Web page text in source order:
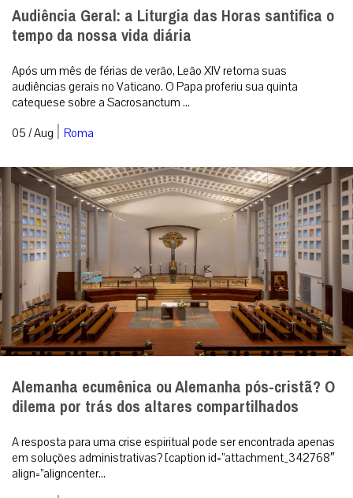
Audiência Geral: a Liturgia das Horas santifica o
tempo da nossa vida diária
Após um mês de férias de verão, Leão XIV retoma suas
audiências gerais no Vaticano. O Papa proferiu sua quinta
catequese sobre a Sacrosanctum ...
05 / Aug | Roma
Alemanha ecumênica ou Alemanha pós-cristã? O
dilema por trás dos altares compartilhados
A resposta para uma crise espiritual pode ser encontrada apenas
em soluções administrativas? [caption id=”attachment_342768″
align=”aligncenter...